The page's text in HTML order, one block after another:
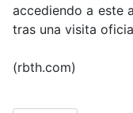
accediendo a este
tras una visita
(rbth.com)